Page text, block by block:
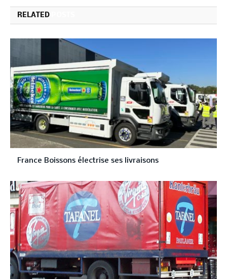
RELATED
France Boissons électrise ses livraisons